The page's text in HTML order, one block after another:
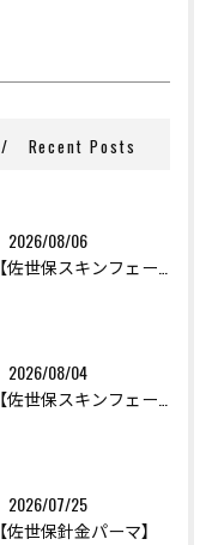
Recent Posts
2026/08/06
2026/08/04
2026/07/25
【佐世保針金パーマ】